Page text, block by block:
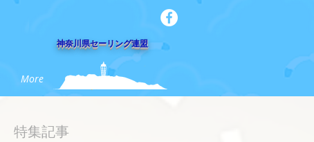
​神奈川県セーリング連盟
More
特集記事